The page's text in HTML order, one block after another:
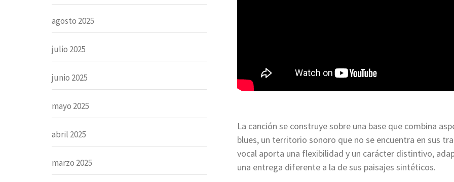
La canción se construye sobre una base que combina
blues, un territorio sonoro que no se encuentra en sus
vocal aporta una flexibilidad y un carácter distintivo,
una entrega diferente a la de sus paisajes sintéticos.
agosto 2025
julio 2025
junio 2025
mayo 2025
abril 2025
marzo 2025